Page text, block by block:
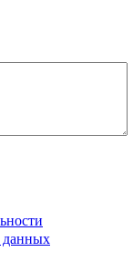
данных